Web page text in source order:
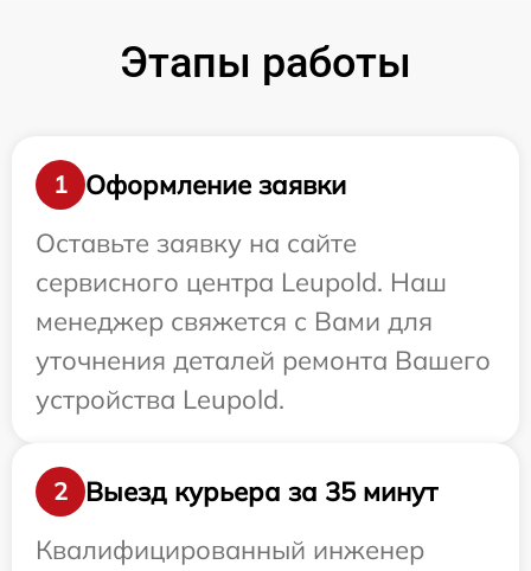
Этапы работы
1
Оформление заявки
Оставьте заявку на сайте
сервисного центра Leupold. Наш
менеджер свяжется с Вами для
уточнения деталей ремонта Вашего
устройства Leupold.
2
Выезд курьера за 35 минут
Квалифицированный инженер